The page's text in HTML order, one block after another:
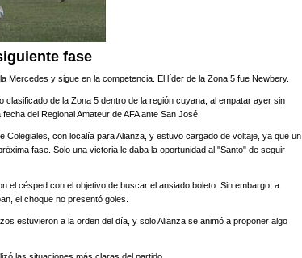
fase
Mercedes y sigue en la competencia. El líder de la Zona 5 fue Newbery.
clasificado de la Zona 5 dentro de la región cuyana, al empatar ayer sin
del Regional Amateur de AFA ante San José.
Colegiales, con localía para Alianza, y estuvo cargado de voltaje, ya que un
fase. Solo una victoria le daba la oportunidad al "Santo" de seguir
el césped con el objetivo de buscar el ansiado boleto. Sin embargo, a
el choque no presentó goles.
estuvieron a la orden del día, y solo Alianza se animó a proponer algo